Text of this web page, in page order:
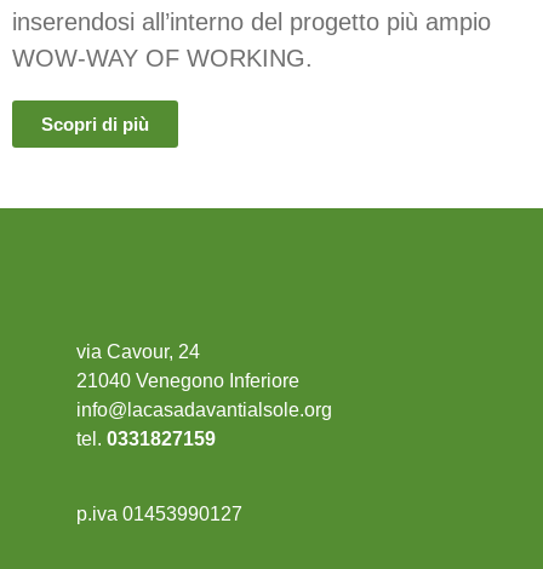
inserendosi all’interno del progetto più ampio
WOW-WAY OF WORKING.
Scopri di più
via Cavour, 24
21040 Venegono Inferiore
info@lacasadavantialsole.org
tel. 0331827159
p.iva 01453990127